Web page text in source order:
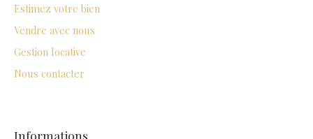
Estimez votre bien
Vendre avec nous
Gestion locative
Nous contacter
Informations